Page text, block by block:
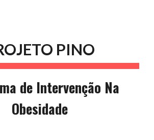
PINO
de Intervenção Na
Obesidade